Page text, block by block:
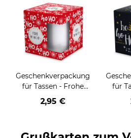
Geschenkverpackung
für Tassen - Frohe
Weihnachten - HO
HO HO - rot
2,95 €
für
HO